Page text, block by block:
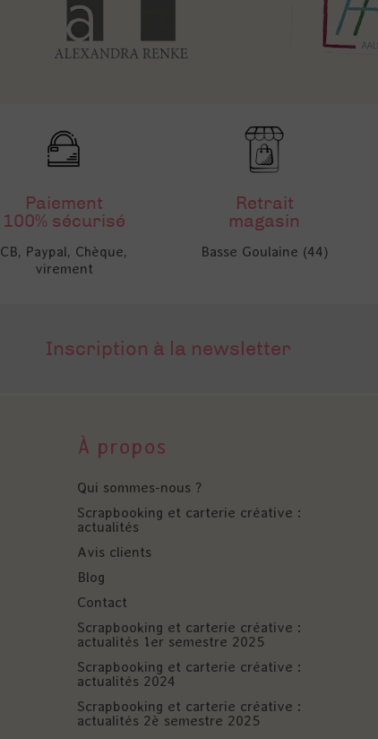
Paiement
100% sécurisé
CB, Paypal, Chèque,
virement
Retrait
magasin
Basse Goulaine (44)
Inscription à la newsletter
À propos
Qui sommes-nous ?
Scrapbooking et carterie créative :
actualités
Avis clients
Blog
Contact
Scrapbooking et carterie créative :
actualités 1er semestre 2025
Scrapbooking et carterie créative :
actualités 2024
Scrapbooking et carterie créative :
actualités 2è semestre 2025